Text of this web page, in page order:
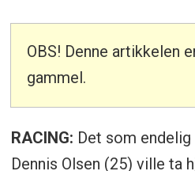
OBS! Denne artikkelen
gammel.
RACING: Det som
Dennis Olsen (25) ville ta